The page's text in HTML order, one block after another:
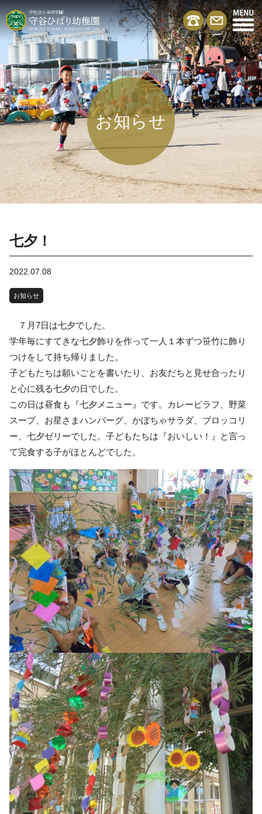
お知らせ
七夕！
2022.07.08
お知らせ
７月7日は七夕でした。
学年毎にすてきな七夕飾りを作って一人１本ずつ笹竹に飾り
つけをして持ち帰りました。
子どもたちは願いごとを書いたり、お友だちと見せ合ったり
と心に残る七夕の日でした。
この日は昼食も『七夕メニュー』です。カレーピラフ、野菜
スープ、お星さまハンバーグ、かぼちゃサラダ、ブロッコリ
ー、七夕ゼリーでした。子どもたちは『おいしい！』と言っ
て完食する子がほとんどでした。